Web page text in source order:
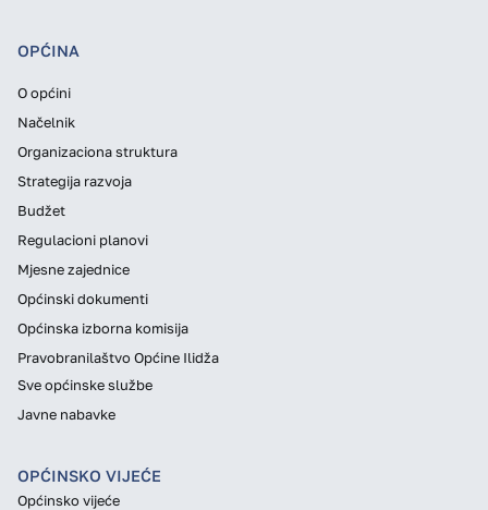
OPĆINA
O općini
Načelnik
Organizaciona struktura
Strategija razvoja
Budžet
Regulacioni planovi
Mjesne zajednice
Općinski dokumenti
Općinska izborna komisija
Pravobranilaštvo Općine Ilidža
Sve općinske službe
Javne nabavke
OPĆINSKO VIJEĆE
Općinsko vijeće